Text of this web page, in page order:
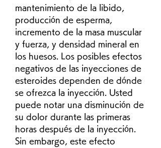
mantenimiento de la libido,
producción de esperma,
incremento de la masa muscular
y fuerza, y densidad mineral en
los huesos. Los posibles efectos
negativos de las inyecciones de
esteroides dependen de dónde
se ofrezca la inyección. Usted
puede notar una disminución de
su dolor durante las primeras
horas después de la inyección.
Sin embargo, este efecto